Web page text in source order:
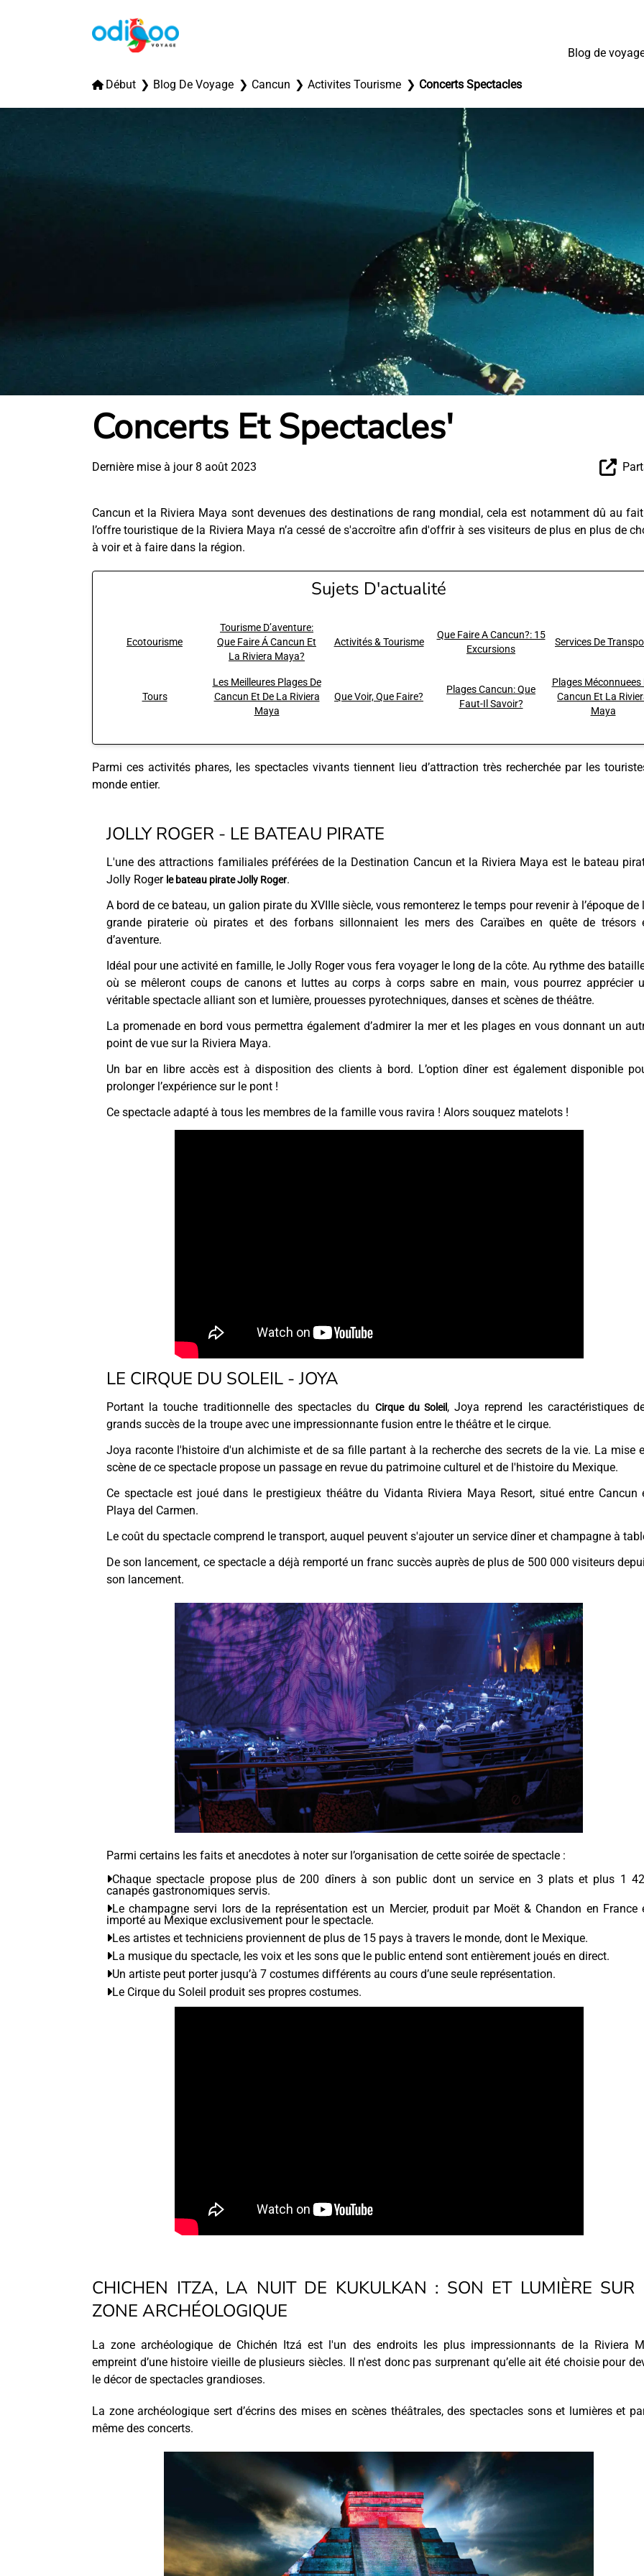
Blog de
Début Blog De Voyage Cancun Activites Tourisme Concerts Spectacles
Concerts Et Spectacles'
Dernière mise à jour 8 août 2023
Cancun et la Riviera Maya sont devenues des destinations de rang mondial, cela est notamment dû au
l’offre touristique de la Riviera Maya n’a cessé de s'accroître afin d'offrir à ses visiteurs de plus en plus de
à voir et à faire dans la région.
Sujets D'actualité
Ecotourisme
Tourisme D’aventure:
Que Faire Á Cancun Et
La Riviera Maya?
Activités & Tourisme
Que Faire A Cancun?: 15
Excursions
Services De
Tours
Les Meilleures Plages De
Cancun Et De La Riviera
Maya
Que Voir, Que Faire?
Plages Cancun: Que
Faut-Il Savoir?
Plages Méconnuees
Cancun Et La
Maya
Parmi ces activités phares, les spectacles vivants tiennent lieu d’attraction très recherchée par les
monde entier.
JOLLY ROGER - LE BATEAU PIRATE
L'une des attractions familiales préférées de la Destination Cancun et la Riviera Maya est le bateau
Jolly Roger le bateau pirate Jolly Roger.
A bord de ce bateau, un galion pirate du XVIIIe siècle, vous remonterez le temps pour revenir à l’époque de
grande piraterie où pirates et des forbans sillonnaient les mers des Caraïbes en quête de trésors
d’aventure.
Idéal pour une activité en famille, le Jolly Roger vous fera voyager le long de la côte. Au rythme des
où se mêleront coups de canons et luttes au corps à corps sabre en main, vous pourrez apprécier
véritable spectacle alliant son et lumière, prouesses pyrotechniques, danses et scènes de théâtre.
La promenade en bord vous permettra également d’admirer la mer et les plages en vous donnant un
point de vue sur la Riviera Maya.
Un bar en libre accès est à disposition des clients à bord. L’option dîner est également disponible
prolonger l’expérience sur le pont !
Ce spectacle adapté à tous les membres de la famille vous ravira ! Alors souquez matelots !
LE CIRQUE DU SOLEIL - JOYA
Portant la touche traditionnelle des spectacles du Cirque du Soleil, Joya reprend les caractéristiques
grands succès de la troupe avec une impressionnante fusion entre le théâtre et le cirque.
Joya raconte l'histoire d'un alchimiste et de sa fille partant à la recherche des secrets de la vie. La mise
scène de ce spectacle propose un passage en revue du patrimoine culturel et de l'histoire du Mexique.
Ce spectacle est joué dans le prestigieux théâtre du Vidanta Riviera Maya Resort, situé entre Cancun
Playa del Carmen.
Le coût du spectacle comprend le transport, auquel peuvent s'ajouter un service dîner et champagne à
De son lancement, ce spectacle a déjà remporté un franc succès auprès de plus de 500 000 visiteurs
son lancement.
Parmi certains les faits et anecdotes à noter sur l’organisation de cette soirée de spectacle :
Chaque spectacle propose plus de 200 dîners à son public dont un service en 3 plats et plus 1
canapés gastronomiques servis.
Le champagne servi lors de la représentation est un Mercier, produit par Moët & Chandon en France
importé au Mexique exclusivement pour le spectacle.
Les artistes et techniciens proviennent de plus de 15 pays à travers le monde, dont le Mexique.
La musique du spectacle, les voix et les sons que le public entend sont entièrement joués en direct.
Un artiste peut porter jusqu’à 7 costumes différents au cours d’une seule représentation.
Le Cirque du Soleil produit ses propres costumes.
CHICHEN ITZA, LA NUIT DE KUKULKAN : SON ET LUMIÈRE SUR
ZONE ARCHÉOLOGIQUE
La zone archéologique de Chichén Itzá est l'un des endroits les plus impressionnants de la Riviera
empreint d’une histoire vieille de plusieurs siècles. Il n'est donc pas surprenant qu’elle ait été choisie pour
le décor de spectacles grandioses.
La zone archéologique sert d’écrins des mises en scènes théâtrales, des spectacles sons et lumières et
même des concerts.